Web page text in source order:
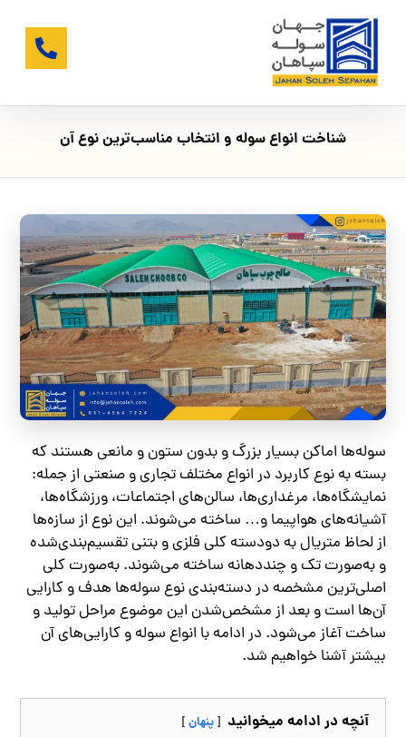
شناخت انواع سوله و انتخاب مناسب‌ترین نوع آن
سوله‌ها اماکن بسیار بزرگ و بدون ستون و مانعی هستند که
بسته به نوع کاربرد در انواع مختلف تجاری و صنعتی از جمله:
نمایشگاه‌ها، مرغداری‌ها، سالن‌های اجتماعات، ورزشگاه‌ها،
آشیانه‌های هواپیما و… ساخته می‌شوند. این نوع از سازه‌ها
از لحاظ متریال به دودسته کلی فلزی و بتنی تقسیم‌بندی‌شده
و به‌صورت تک و چنددهانه ساخته می‌شوند. به‌صورت کلی
اصلی‌ترین مشخصه در دسته‌بندی نوع سوله‌ها هدف و کارایی
آن‌ها است و بعد از مشخص‌شدن این موضوع مراحل تولید و
ساخت آغاز می‌شود. در ادامه با انواع سوله و کارایی‌های آن
بیشتر آشنا خواهیم شد.
آنچه در ادامه میخوانید پنهان